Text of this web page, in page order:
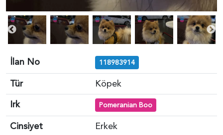
İlan No 118983914
Tür
Köpek
Irk
Pomeranian Boo
Cinsiyet
Erkek